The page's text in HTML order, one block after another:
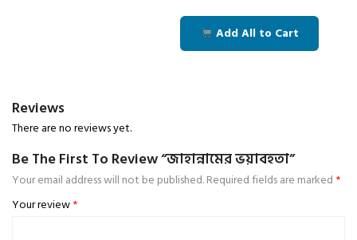
Add All to Cart
Reviews
There are no reviews yet.
Be The First To Review “জাহান্নামের ভয়াবহতা”
Your email address will not be published.Required fields are marked *
Your review*